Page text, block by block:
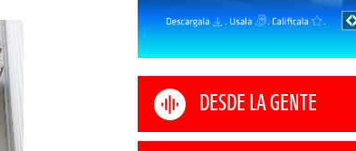
DESDE LA GENTE